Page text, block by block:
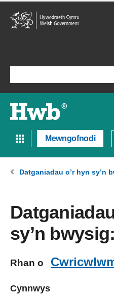
Neidio
i'r
prif
Mewngofnodi
Datganiadau o’r hyn sy’n
sy’n
Rhan o
Cynnwys